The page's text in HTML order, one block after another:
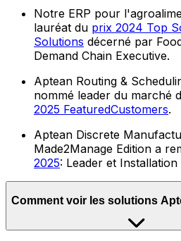
Notre ERP pour
lauréat du prix 2024 Top
Solutions décerné par
Demand Chain Executive.
Aptean Routing &
nommé leader du marché
2025 FeaturedCustomers.
Aptean Discrete
Made2Manage Edition a
2025: Leader et
Comment voir les solutions